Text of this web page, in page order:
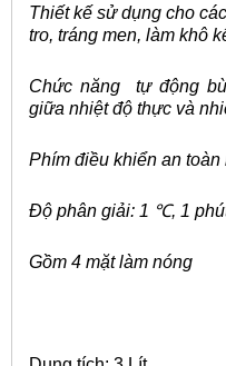
Thiết kế sử dụng cho
tro, tráng men, làm khô
Chức năng tự động
giữa nhiệt độ thực và
Phím điều khiển an
Độ phân giải: 1 ℃, 1
Gồm 4 mặt làm nóng